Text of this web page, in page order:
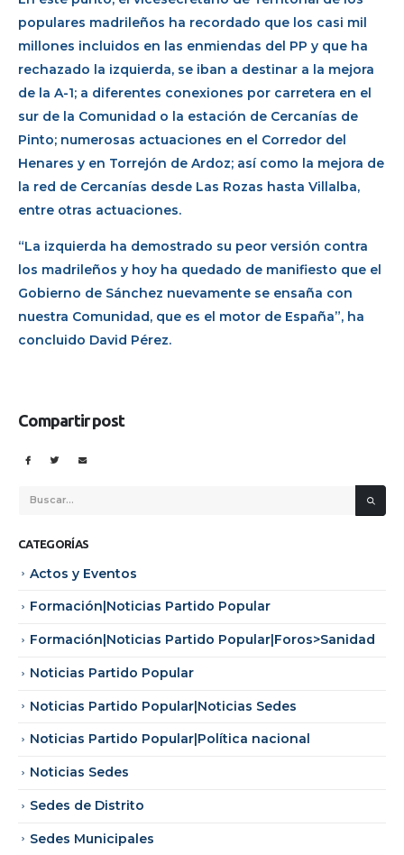
populares madrileños ha recordado que los casi mil
millones incluidos en las enmiendas del PP y que ha
rechazado la izquierda, se iban a destinar a la mejora
de la A-1; a diferentes conexiones por carretera en el
sur de la Comunidad o la estación de Cercanías de
Pinto; numerosas actuaciones en el Corredor del
Henares y en Torrejón de Ardoz; así como la mejora de
la red de Cercanías desde Las Rozas hasta Villalba,
entre otras actuaciones.
“La izquierda ha demostrado su peor versión contra
los madrileños y hoy ha quedado de manifiesto que el
Gobierno de Sánchez nuevamente se ensaña con
nuestra Comunidad, que es el motor de España”, ha
concluido David Pérez.
Compartir post
CATEGORÍAS
Actos y Eventos
Formación|Noticias Partido Popular
Formación|Noticias Partido Popular|Foros>Sanidad
Noticias Partido Popular
Noticias Partido Popular|Noticias Sedes
Noticias Partido Popular|Política nacional
Noticias Sedes
Sedes de Distrito
Sedes Municipales